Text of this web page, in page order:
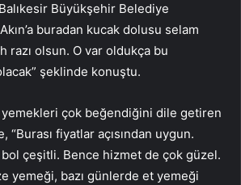
Büyükşehir Belediye
buradan kucak dolusu selam
razı olsun. O var oldukça bu
şeklinde konuştu.
yemekleri çok beğendiğini dile getiren
“Burası fiyatlar açısından uygun.
bol çeşitli. Bence hizmet de çok güzel.
yemeği, bazı günlerde et yemeği